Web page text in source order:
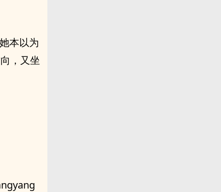
本以为
，又坐